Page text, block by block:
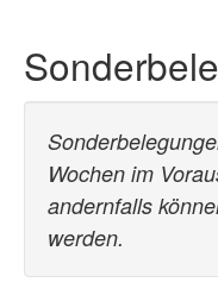
Wochen im
andernfalls
werden.